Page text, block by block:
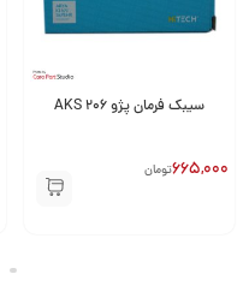
سیبک فرمان پژو 206 AKS
665,000تومان